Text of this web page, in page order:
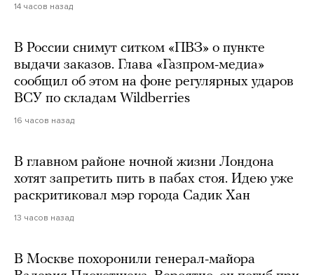
14 часов назад
В России снимут ситком «ПВЗ» о пункте
выдачи заказов. Глава «Газпром-медиа»
сообщил об этом на фоне регулярных ударов
ВСУ по складам Wildberries
16 часов назад
В главном районе ночной жизни Лондона
хотят запретить пить в пабах стоя. Идею уже
раскритиковал мэр города Садик Хан
13 часов назад
В Москве похоронили генерал-майора